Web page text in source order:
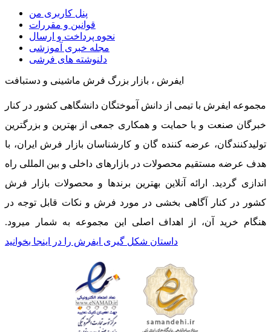
پنل کاربری من
قوانین و مقررات
نحوه پرداخت و ارسال
مجله خبری آموزشی
دلنوشته های فرشی
ایفرش ، بازار بزرگ فرش ماشینی و دستبافت
مجموعه ایفرش با تیمی از دانش آموختگان دانشگاهی کشور در کنار
خبرگان صنعت و با حمایت و همکاری جمعی از بهترین و بزرگترین
تولیدکنندگان، عرضه کننده گان و کارشناسان بازار فرش ایران، با
هدف عرضه مستقیم محصولات در بازارهای داخلی و بین المللی راه
اندازی گردید. ارائه آنلاین بهترین برندها و محصولات بازار فرش
کشور در کنار آگاهی بخشی در مورد فرش و نکات قابل توجه در
هنگام خرید آن، از اهداف اصلی این مجموعه به شمار میرود.
داستان شکل گیری ایفرش را در اینجا بخوانید